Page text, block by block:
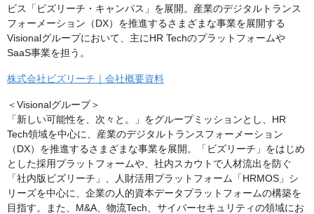
ビス「ビズリーチ・キャンパス」を展開。産業のデジタルトランス
フォーメーション（DX）を推進するさまざまな事業を展開する
Visionalグループにおいて、主にHR Techのプラットフォームや
SaaS事業を担う。
株式会社ビズリーチ｜会社概要資料
＜Visionalグループ＞
「新しい可能性を、次々と。」をグループミッションとし、HR
Tech領域を中心に、産業のデジタルトランスフォーメーション
（DX）を推進するさまざまな事業を展開。「ビズリーチ」をはじめ
とした採用プラットフォームや、社内スカウトで人材流出を防ぐ
「社内版ビズリーチ」、人財活用プラットフォーム「HRMOS」シ
リーズを中心に、企業の人的資本データプラットフォームの構築を
目指す。また、M&A、物流Tech、サイバーセキュリティの領域にお